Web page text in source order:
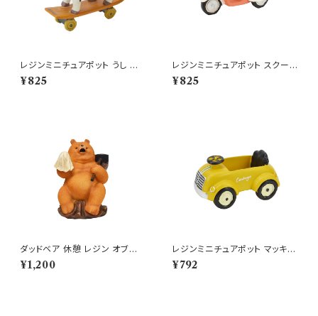
レジンミニチュアポット うし 牛
ウシ ミニ鉢 プランター
¥825
レジンミニチュアポット スクータ
ープランター PK バイク
¥825
ダッドベア 休憩 レジン オブジェ
クマ 置物 くま 熊
¥1,200
レジンミニチュアポット マッキナ
オープンカー YE 車
¥792